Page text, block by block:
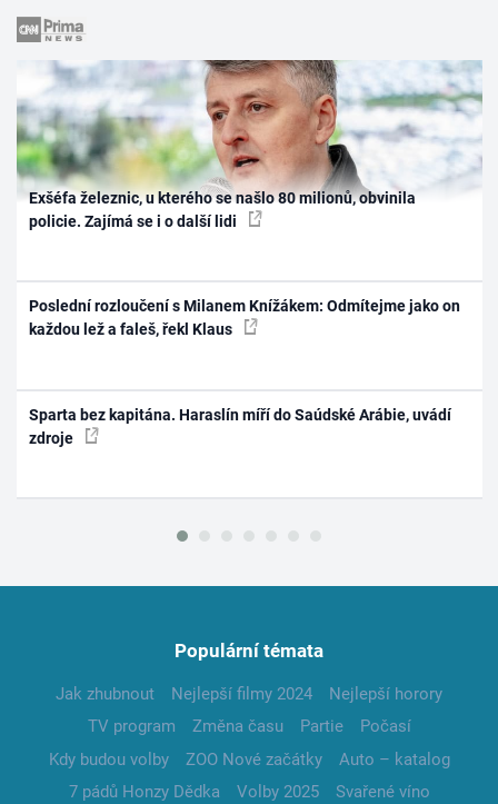
Exšéfa železnic, u kterého se našlo 80 milionů, obvinila
policie. Zajímá se i o další lidi
Poslední rozloučení s Milanem Knížákem: Odmítejme jako on
každou lež a faleš, řekl Klaus
Sparta bez kapitána. Haraslín míří do Saúdské Arábie, uvádí
zdroje
Populární témata
Jak zhubnout Nejlepší filmy 2024
Nejlepší horory
TV program
Změna času Partie
Počasí
Kdy budou volby
ZOO Nové začátky
Auto – katalog
7 pádů Honzy Dědka
Volby 2025
Svařené víno